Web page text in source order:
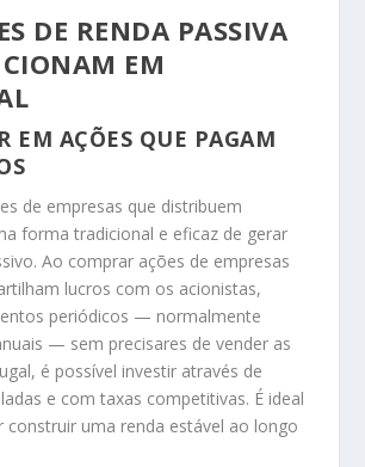
DE RENDA PASSIVA
EM
EM AÇÕES QUE PAGAM
de empresas que distribuem
forma tradicional e eficaz de gerar
Ao comprar ações de empresas
lucros com os acionistas,
periódicos — normalmente
— sem precisares de vender as
é possível investir através de
e com taxas competitivas. É ideal
construir uma renda estável ao longo